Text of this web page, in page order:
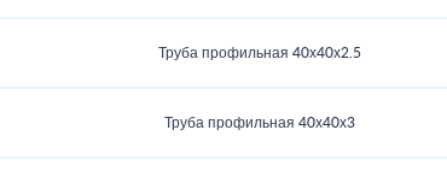
Труба профильная 40х40х2.5
Труба профильная 40х40х3